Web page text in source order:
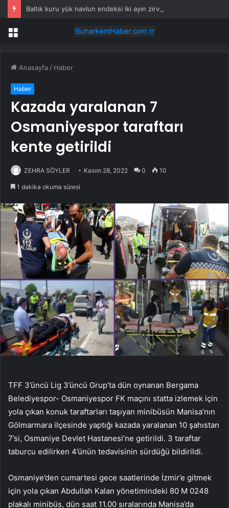
Baltık kuru yük navlun endeksi iki ayın zirvesinde
Menü
Anasayfa / Haber
Haber
Kazada yaralanan 7
Osmaniyespor taraftarı
kente getirildi
ZEHRA SÖYLER Kasım 28, 2022 0 10
1 dakika okuma süresi
TFF 3’üncü Lig 3’üncü Grup’ta dün oynanan Bergama
Belediyespor- Osmaniyespor FK maçını statta izlemek için
yola çıkan konuk taraftarları taşıyan minibüsün Manisa’nın
Gölmarmara ilçesinde yaptığı kazada yaralanan 10 şahıstan
7’si, Osmaniye Devlet Hastanesi’ne getirildi. 3 taraftar
taburcu edilirken 4’ünün tedavisinin sürdüğü bildirildi.
Osmaniye’den cumartesi gece saatlerinde İzmir’e gitmek
için yola çıkan Abdullah Kalan yönetimindeki 80 M 0248
plakalı minibüs, dün saat 11.00 sıralarında Manisa’da